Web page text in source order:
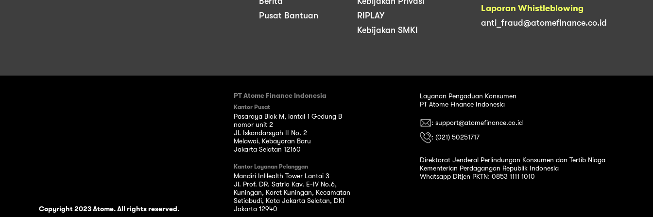
Pusat Bantuan
RIPLAY
Kebijakan SMKI
Laporan Whistleblowing
anti_fraud@atomefinance.co.id
Copyright 2023 Atome. All rights reserved.
PT Atome Finance Indonesia
Kantor Pusat
Pasaraya Blok M, lantai 1 Gedung B
nomor unit 2
Jl. Iskandarsyah II No. 2
Melawai, Kebayoran Baru
Jakarta Selatan 12160
Kantor Layanan Pelanggan
Mandiri InHealth Tower Lantai 3
Jl. Prof. DR. Satrio Kav. E-IV No.6,
Kuningan, Karet Kuningan, Kecamatan
Setiabudi, Kota Jakarta Selatan, DKI
Jakarta 12940
Layanan Pengaduan Konsumen
PT Atome Finance Indonesia
: support@atomefinance.co.id
: (021) 50251717
Direktorat Jenderal Perlindungan Konsumen dan Tertib Niaga
Kementerian Perdagangan Republik Indonesia
Whatsapp Ditjen PKTN: 0853 1111 1010